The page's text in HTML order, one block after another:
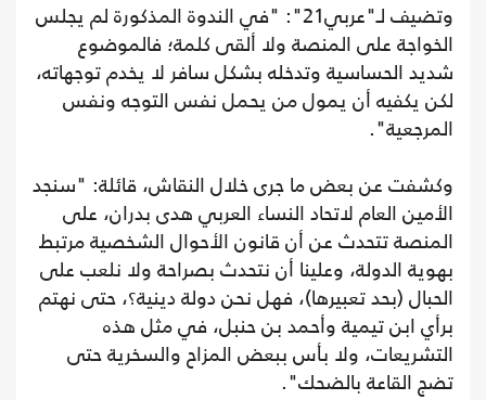
وتضيف لـ"عربي21": "في الندوة المذكورة لم يجلس
الخواجة على المنصة ولا ألقى كلمة؛ فالموضوع
شديد الحساسية وتدخله بشكل سافر لا يخدم توجهاته،
لكن يكفيه أن يمول من يحمل نفس التوجه ونفس
المرجعية".
وكشفت عن بعض ما جرى خلال النقاش، قائلة: "سنجد
الأمين العام لاتحاد النساء العربي هدى بدران، على
المنصة تتحدث عن أن قانون الأحوال الشخصية مرتبط
بهوية الدولة، وعلينا أن نتحدث بصراحة ولا نلعب على
الحبال (بحد تعبيرها)، فهل نحن دولة دينية؟، حتى نهتم
برأي ابن تيمية وأحمد بن حنبل، في مثل هذه
التشريعات، ولا بأس ببعض المزاح والسخرية حتى
تضج القاعة بالضحك".